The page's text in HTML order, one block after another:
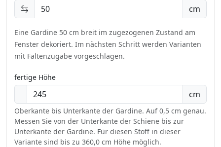
cm
Eine Gardine 50 cm breit im zugezogenen Zustand am
Fenster dekoriert. Im nächsten Schritt werden Varianten
mit Faltenzugabe vorgeschlagen.
fertige Höhe
cm
Oberkante bis Unterkante der Gardine. Auf 0,5 cm genau.
Messen Sie von der Unterkante der Schiene bis zur
Unterkante der Gardine. Für diesen Stoff in dieser
Variante sind bis zu 360,0 cm Höhe möglich.